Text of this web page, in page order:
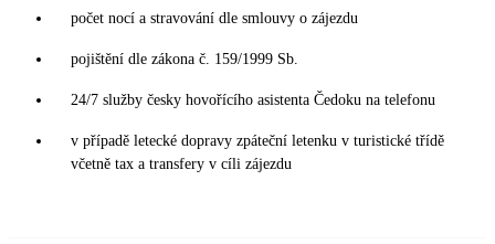
počet nocí a stravování dle smlouvy o zájezdu
pojištění dle zákona č. 159/1999 Sb.
24/7 služby česky hovořícího asistenta Čedoku na telefonu
v případě letecké dopravy zpáteční letenku v turistické třídě
včetně tax a transfery v cíli zájezdu